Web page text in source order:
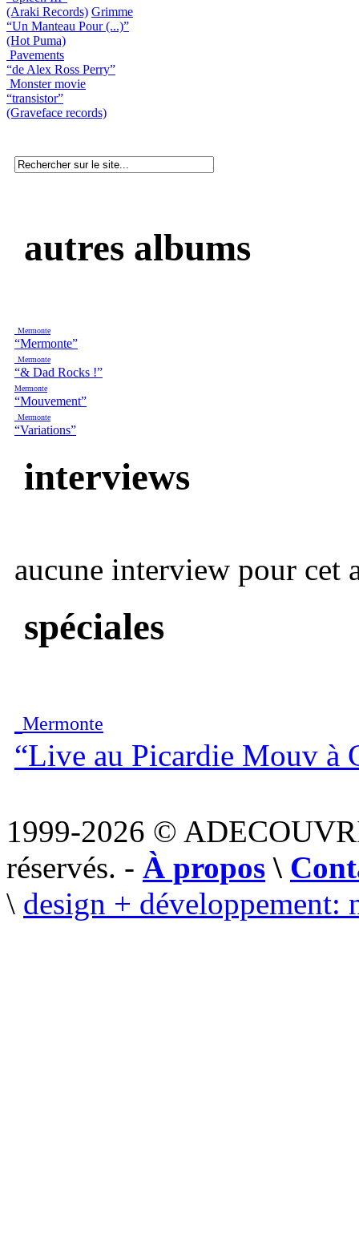
(Araki Records) Grimme
“Un Manteau Pour (...)”
(Hot Puma)
Pavements
“de Alex Ross Perry”
Monster movie
“transistor”
(Graveface records)
autres albums
Mermonte
“Mermonte”
Mermonte
“& Dad Rocks !”
Mermonte
“Mouvement”
Mermonte
“Variations”
interviews
aucune interview pour cet
spéciales
Mermonte
“Live au Picardie Mouv à
1999-2026 ©
réservés. - À propos \
\ design + développement: